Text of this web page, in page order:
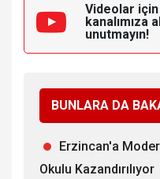
Videolar için
kanalımıza
unutmayın!
BUNLARA DA
Erzincan'a
Okulu Kazandırılıyor